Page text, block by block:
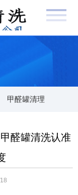
甲醛罐清理
醛罐清洗认准